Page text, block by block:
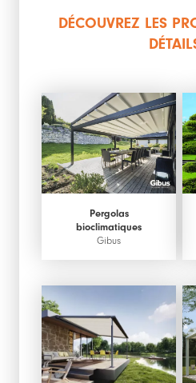
DÉCOUVREZ LES
Pergolas
bioclimatiques
Gibus